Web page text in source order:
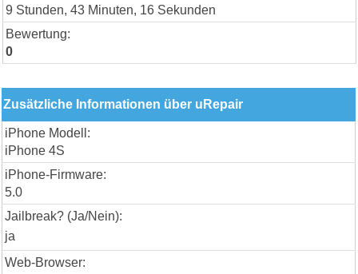
9 Stunden, 43 Minuten, 16 Sekunden
Bewertung:
0
Zusätzliche Informationen über uRepair
iPhone Modell:
iPhone 4S
iPhone-Firmware:
5.0
Jailbreak? (Ja/Nein):
ja
Web-Browser: